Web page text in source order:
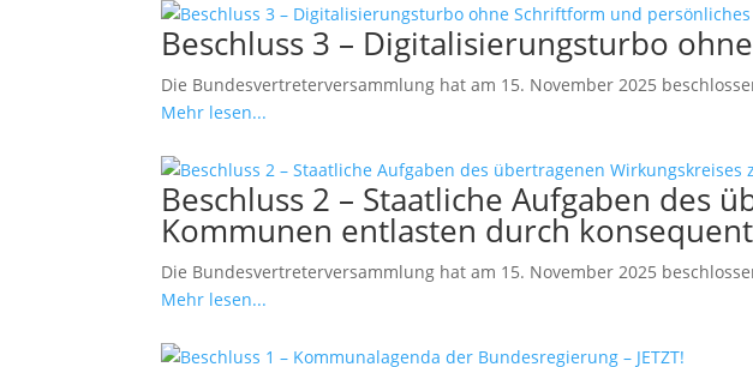
Beschluss 3 – Digitalisierungsturbo
Die Bundesvertreterversammlung hat am 15. November 2025
Mehr lesen...
Beschluss 2 – Staatliche Aufgaben des
Kommunen entlasten durch
Die Bundesvertreterversammlung hat am 15. November 2025
Mehr lesen...